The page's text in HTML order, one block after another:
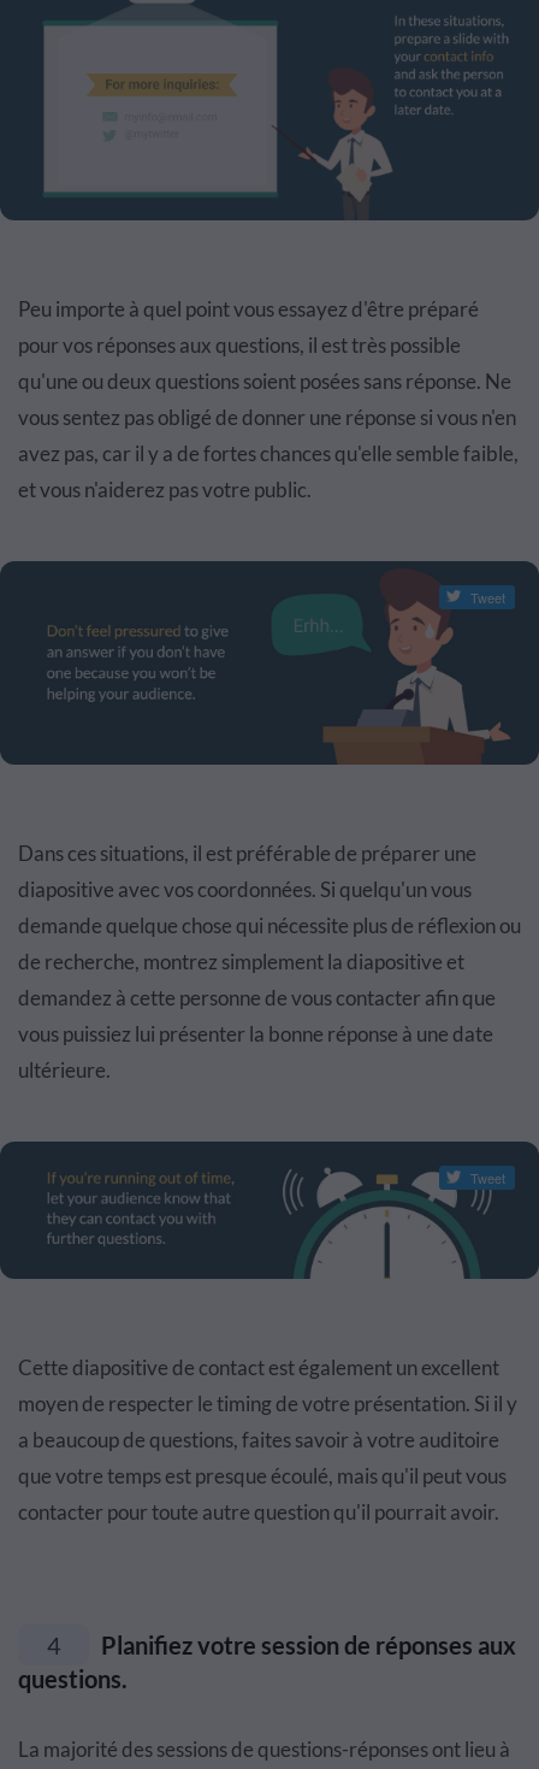
Peu importe à quel point vous essayez d'être préparé
pour vos réponses aux questions, il est très possible
qu'une ou deux questions soient posées sans réponse. Ne
vous sentez pas obligé de donner une réponse si vous n'en
avez pas, car il y a de fortes chances qu'elle semble faible,
et vous n'aiderez pas votre public.
Tweet
Dans ces situations, il est préférable de préparer une
diapositive avec vos coordonnées. Si quelqu'un vous
demande quelque chose qui nécessite plus de réflexion ou
de recherche, montrez simplement la diapositive et
demandez à cette personne de vous contacter afin que
vous puissiez lui présenter la bonne réponse à une date
ultérieure.
Tweet
Cette diapositive de contact est également un excellent
moyen de respecter le timing de votre présentation. Si il y
a beaucoup de questions, faites savoir à votre auditoire
que votre temps est presque écoulé, mais qu'il peut vous
contacter pour toute autre question qu'il pourrait avoir.
4
Planifiez votre session de réponses aux
questions.
La majorité des sessions de questions-réponses ont lieu à